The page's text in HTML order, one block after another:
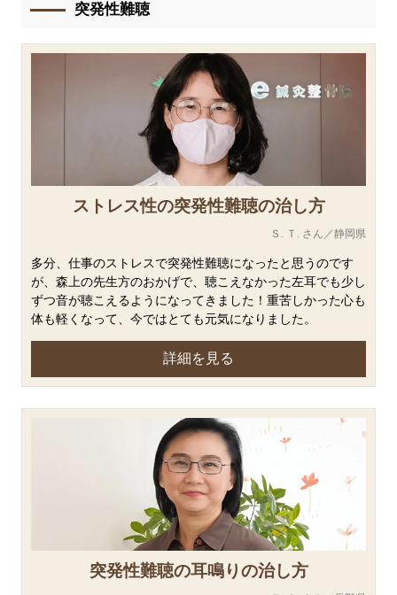
突発性難聴
ストレス性の突発性難聴の治し方
Ｓ. Ｔ. さん／静岡県
多分、仕事のストレスで突発性難聴になったと思うのです
が、森上の先生方のおかげで、聴こえなかった左耳でも少し
ずつ音が聴こえるようになってきました！重苦しかった心も
体も軽くなって、今ではとても元気になりました。
詳細を見る
突発性難聴の耳鳴りの治し方